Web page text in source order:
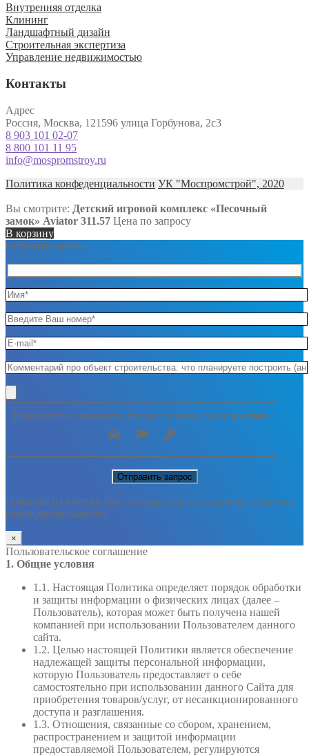
Внутренняя отделка
Клининг
Ландшафтный дизайн
Строительная экспертиза
Управление недвижимостью
Контакты
Адрес
Россия, Москва, 121596 улица Горбунова, 2с3
8 903 101 02-07
8 800 101 11 95
info@mospromstroy.ru
Политика конфеденциальности УК "Моспромстрой", 2020
Вы смотрите: Детский игровой комплекс «Песочный
замок» Aviator 311.57 Цена по запросу
В корзину
Оставить заявку
Пожалуйста, докажите, что вы человек, выбрав ключ.
Нажимая на кнопку, Вы соглашаетесь с условиями политики
конфиденциальности
×
Пользовательское соглашение
1. Общие условия
1.1. Настоящая Политика определяет порядок обработки
и защиты информации о физических лицах (далее –
Пользователь), которая может быть получена нашей
компанией при использовании Пользователем данного
сайта.
1.2. Целью настоящей Политики является обеспечение
надлежащей защиты персональной информации,
которую Пользователь предоставляет о себе
самостоятельно при использовании данного Сайта для
приобретения товаров/услуг, от несанкционированного
доступа и разглашения.
1.3. Отношения, связанные со сбором, хранением,
распространением и защитой информации
предоставляемой Пользователем, регулируются